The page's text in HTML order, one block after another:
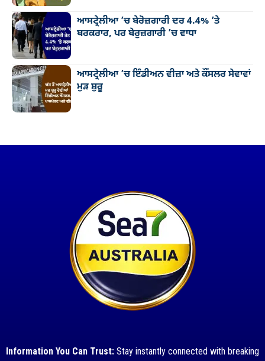
ਆਸਟ੍ਰੇਲੀਆ ’ਚ ਬੇਰੋਜ਼ਗਾਰੀ ਦਰ 4.4% ’ਤੇ
ਬਰਕਰਾਰ, ਪਰ ਬੇਰੁਜ਼ਗਾਰੀ ’ਚ ਵਾਧਾ
ਆਸਟ੍ਰੇਲੀਆ ’ਚ ਇੰਡੀਅਨ ਵੀਜ਼ਾ ਅਤੇ ਕੌਂਸਲਰ ਸੇਵਾਵਾਂ
ਮੁੜ ਸ਼ੁਰੂ
Information You Can Trust: Stay instantly connected with breaking